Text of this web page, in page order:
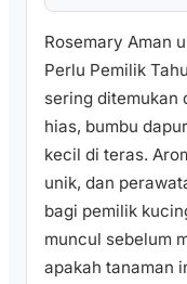
Rosemary Aman
Perlu Pemilik
sering ditemukan
hias, bumbu
kecil di teras.
unik, dan
bagi pemilik
muncul sebelum
apakah tanaman